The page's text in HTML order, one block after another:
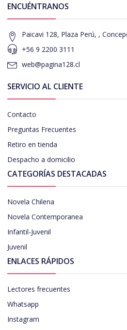
ENCUÉNTRANOS
Paicavi 128, Plaza Perú, ,
+56 9 2200 3111
web@pagina128.cl
SERVICIO AL CLIENTE
Contacto
Preguntas Frecuentes
Retiro en tienda
Despacho a domicilio
CATEGORÍAS DESTACADAS
Novela Chilena
Novela Contemporanea
Infantil-Juvenil
Juvenil
ENLACES RÁPIDOS
Lectores frecuentes
Whatsapp
Instagram